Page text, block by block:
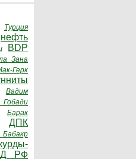
Турция
нефть
BDP
Зана
Герк
Вадим
Барак
ДПК
РФ